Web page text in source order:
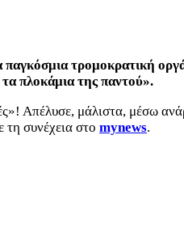
παγκόσμια τρομοκρατική
πλοκάμια της παντού».
Απέλυσε, μάλιστα, μέσω
τη συνέχεια στο mynews.